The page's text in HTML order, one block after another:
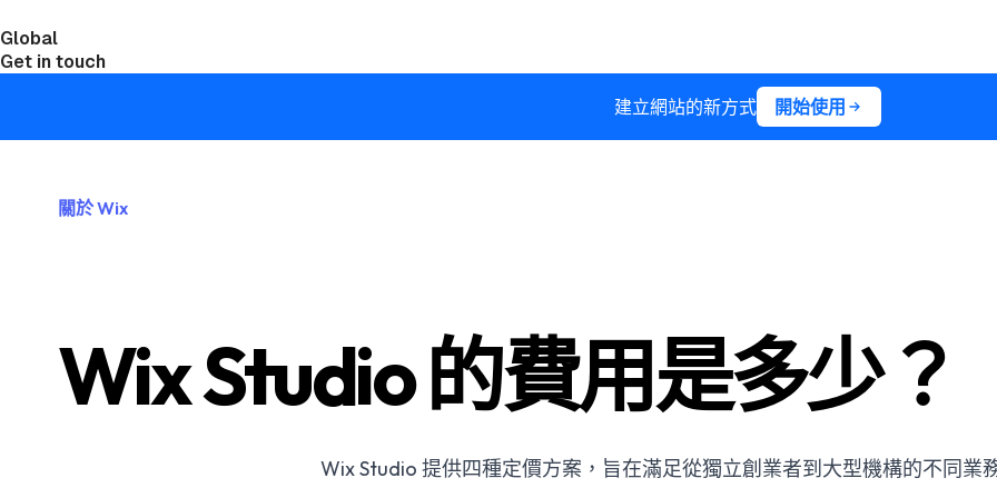
Global
Get in touch
建立網站的新方式 開始使用
關於 Wix
Wix Studio 的費用是多少？
Wix Studio 提供四種定價方案，旨在滿足從獨立創業者到大型機構的不同業